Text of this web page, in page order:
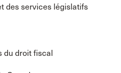
des services législatifs
du droit fiscal